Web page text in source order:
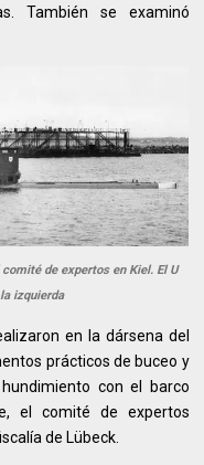
También se examinó
de expertos en Kiel. El U
izquierda
en la dársena del
prácticos de buceo y
con el barco
el comité de expertos
de Lübeck.